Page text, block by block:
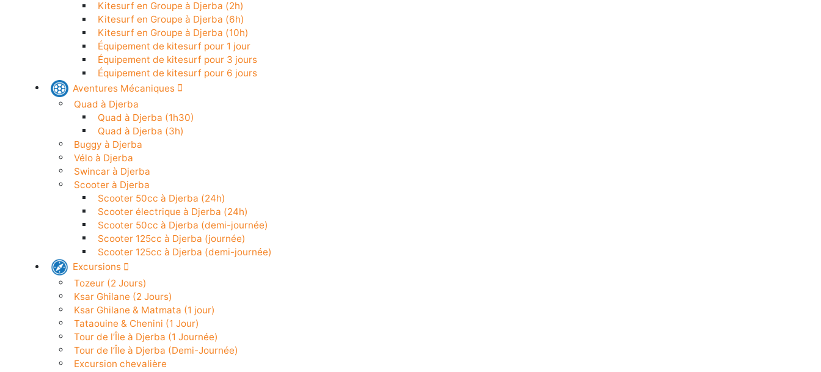
Kitesurf semi-individuel Djerba (10h)
Kitesurf en Groupe à Djerba (2h)
Kitesurf en Groupe à Djerba (6h)
Kitesurf en Groupe à Djerba (10h)
Équipement de kitesurf pour 1 jour
Équipement de kitesurf pour 3 jours
Équipement de kitesurf pour 6 jours
Aventures Mécaniques
Quad à Djerba
Quad à Djerba (1h30)
Quad à Djerba (3h)
Buggy à Djerba
Vélo à Djerba
Swincar à Djerba
Scooter à Djerba
Scooter 50cc à Djerba (24h)
Scooter électrique à Djerba (24h)
Scooter 50cc à Djerba (demi-journée)
Scooter 125cc à Djerba (journée)
Scooter 125cc à Djerba (demi-journée)
Excursions
Tozeur (2 Jours)
Ksar Ghilane (2 Jours)
Ksar Ghilane & Matmata (1 jour)
Tataouine & Chenini (1 Jour)
Tour de l’Île à Djerba (1 Journée)